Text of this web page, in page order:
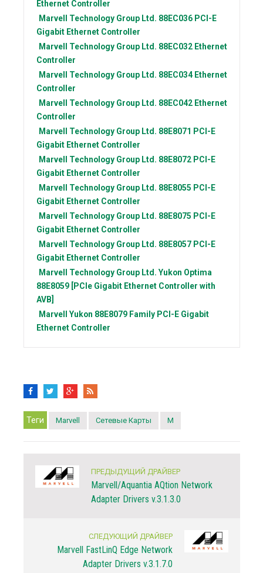
Ethernet Controller
Marvell Technology Group Ltd. 88EC036 PCI-E
Gigabit Ethernet Controller
Marvell Technology Group Ltd. 88EC032 Ethernet
Controller
Marvell Technology Group Ltd. 88EC034 Ethernet
Controller
Marvell Technology Group Ltd. 88EC042 Ethernet
Controller
Marvell Technology Group Ltd. 88E8071 PCI-E
Gigabit Ethernet Controller
Marvell Technology Group Ltd. 88E8072 PCI-E
Gigabit Ethernet Controller
Marvell Technology Group Ltd. 88E8055 PCI-E
Gigabit Ethernet Controller
Marvell Technology Group Ltd. 88E8075 PCI-E
Gigabit Ethernet Controller
Marvell Technology Group Ltd. 88E8057 PCI-E
Gigabit Ethernet Controller
Marvell Technology Group Ltd. Yukon Optima
88E8059 [PCIe Gigabit Ethernet Controller with
AVB]
Marvell Yukon 88E8079 Family PCI-E Gigabit
Ethernet Controller
Теги Marvell Сетевые Карты M
ПРЕДЫДУЩИЙ ДРАЙВЕР
Marvell/Aquantia AQtion Network
Adapter Drivers v.3.1.3.0
СЛЕДУЮЩИЙ ДРАЙВЕР
Marvell FastLinQ Edge Network
Adapter Drivers v.3.1.7.0